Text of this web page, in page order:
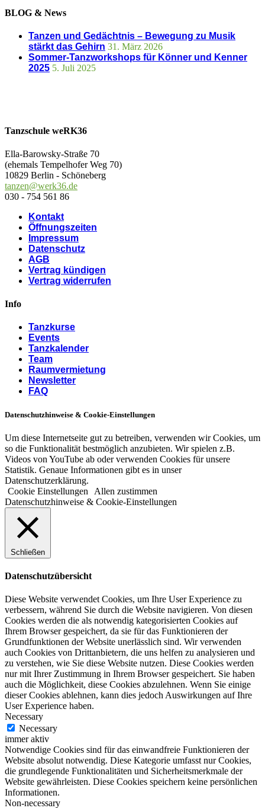
BLOG & News
Tanzen und Gedächtnis – Bewegung zu Musik
stärkt das Gehirn 31. März 2026
Sommer-Tanzworkshops für Könner und Kenner
2025 5. Juli 2025
Tanzschule weRK36
Ella-Barowsky-Straße 70
(ehemals Tempelhofer Weg 70)
10829 Berlin - Schöneberg
tanzen@werk36.de
030 - 754 561 86
Kontakt
Öffnungszeiten
Impressum
Datenschutz
AGB
Vertrag kündigen
Vertrag widerrufen
Info
Tanzkurse
Events
Tanzkalender
Team
Raumvermietung
Newsletter
FAQ
Datenschutzhinweise & Cookie-Einstellungen
Um diese Internetseite gut zu betreiben, verwenden wir Cookies, um
so die Funktionalität bestmöglich anzubieten. Wir spielen z.B.
Videos von YouTube ab oder verwenden Cookies für unsere
Statistik. Genaue Informationen gibt es in unser
Datenschutzerklärung.
Cookie Einstellungen
Allen zustimmen
Datenschutzhinweise & Cookie-Einstellungen
Schließen
Datenschutzübersicht
Diese Website verwendet Cookies, um Ihre User Experience zu
verbessern, während Sie durch die Website navigieren. Von diesen
Cookies werden die als notwendig kategorisierten Cookies auf
Ihrem Browser gespeichert, da sie für das Funktionieren der
Grundfunktionen der Website unerlässlich sind. Wir verwenden
auch Cookies von Drittanbietern, die uns helfen zu analysieren und
zu verstehen, wie Sie diese Website nutzen. Diese Cookies werden
nur mit Ihrer Zustimmung in Ihrem Browser gespeichert. Sie haben
auch die Möglichkeit, diese Cookies abzulehnen. Wenn Sie einige
dieser Cookies ablehnen, kann dies jedoch Auswirkungen auf Ihre
User Experience haben.
Necessary
Necessary
immer aktiv
Notwendige Cookies sind für das einwandfreie Funktionieren der
Website absolut notwendig. Diese Kategorie umfasst nur Cookies,
die grundlegende Funktionalitäten und Sicherheitsmerkmale der
Website gewährleisten. Diese Cookies speichern keine persönlichen
Informationen.
Non-necessary